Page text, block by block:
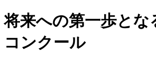
将来への第一歩とな
コンクール